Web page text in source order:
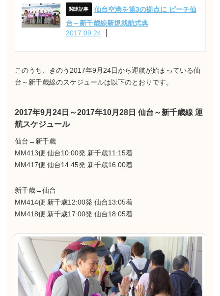
仙台空港を第3の拠点に ピーチ仙
台～新千歳線新規就航式典
2017.09.24
このうち、きのう2017年9月24日から運航が始まっている仙
台～新千歳線のスケジュールは以下のとおりです。
2017年9月24日～2017年10月28日 仙台～新千歳線 運
航スケジュール
仙台→新千歳
MM413便 仙台10:00発 新千歳11:15着
MM417便 仙台14:45発 新千歳16:00着
新千歳→仙台
MM414便 新千歳12:00発 仙台13:05着
MM418便 新千歳17:00発 仙台18:05着